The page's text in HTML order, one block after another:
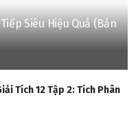
Siêu Hiệu Quả (Bản
Tích 12 Tập 2: Tích Phân